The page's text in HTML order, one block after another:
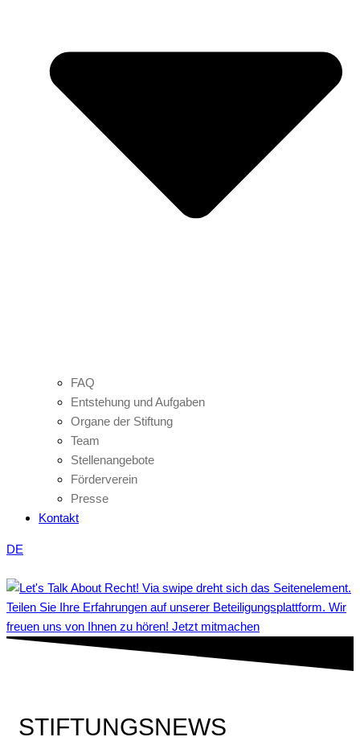
FAQ
Entstehung und Aufgaben
Organe der Stiftung
Team
Stellenangebote
Förderverein
Presse
Kontakt
DE
Teilen Sie Ihre Erfahrungen auf unserer Beteiligungsplattform. Wir
freuen uns von Ihnen zu hören! Jetzt mitmachen
STIFTUNGSNEWS